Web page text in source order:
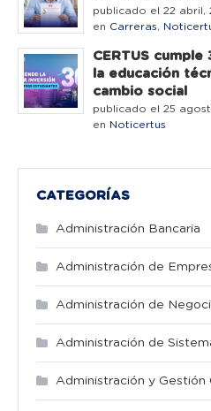
publicado el 22 abril,
en Carreras,
CERTUS
la educación
cambio social
publicado el 25
en Noticertus
CATEGORÍAS
Administración Bancaria
Administración de
Administración de
Administración de
Administración y Gestión